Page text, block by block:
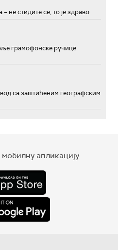
не стидите се, то је здраво
грамофонске ручице
са заштићеним географским
апликацију